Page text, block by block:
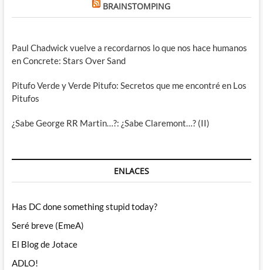
BRAINSTOMPING
Paul Chadwick vuelve a recordarnos lo que nos hace humanos
en Concrete: Stars Over Sand
Pitufo Verde y Verde Pitufo: Secretos que me encontré en Los
Pitufos
¿Sabe George RR Martin…?: ¿Sabe Claremont…? (II)
ENLACES
Has DC done something stupid today?
Seré breve (EmeA)
El Blog de Jotace
ADLO!